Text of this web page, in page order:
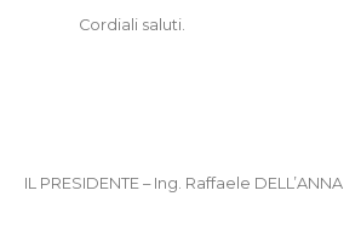
Cordiali saluti.
IL PRESIDENTE – Ing. Raffaele DELL’ANNA